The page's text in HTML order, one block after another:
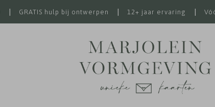
GRATIS hulp bij ontwerpen 12+ jaar ervaring